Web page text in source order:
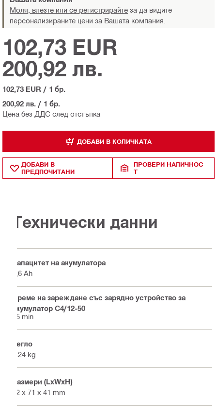
Моля, влезте или се регистрирайте за да видите
персонализираните цени за Вашата компания.
Цена без ДДС след отстъпка
102,73 EUR
200,92 лв.
102,73 EUR / 1 бр.
200,92 лв. / 1 бр.
ДОБАВИ В КОЛИЧКАТА
ДОБАВИ В
ПРЕДПОЧИТАНИ
ПРОВЕРИ НАЛИЧНОС
Т
Технически данни
Капацитет на акумулатора
2,6 Ah
Време на зареждане със зарядно устройство за
акумулатор C4/12-50
35 min
Тегло
0.24 kg
Размери (LxWxH)
92 x 71 x 41 mm